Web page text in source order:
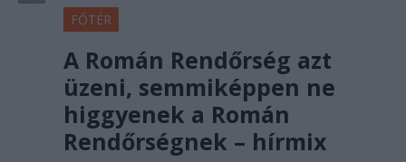
FŐTÉR
A Román Rendőrség azt
üzeni, semmiképpen ne
higgyenek a Román
Rendőrségnek – hírmix